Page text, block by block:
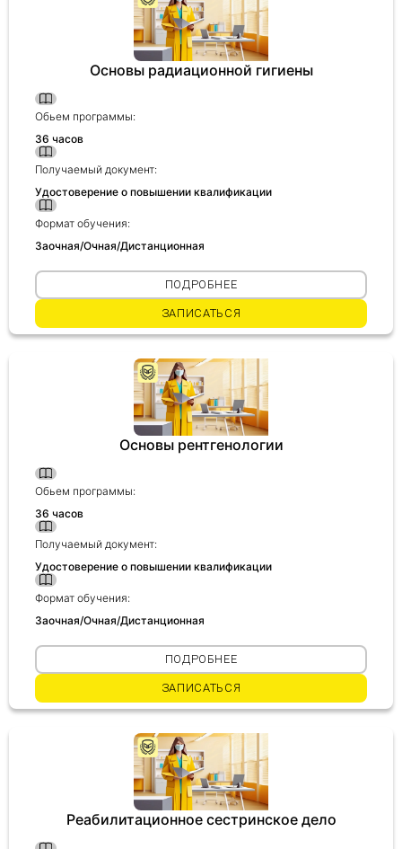
Основы радиационной гигиены
Обьем программы:
36 часов
Получаемый документ:
Удостоверение о повышении квалификации
Формат обучения:
Заочная/Очная/Дистанционная
ПОДРОБНЕЕ
ЗАПИСАТЬСЯ
Основы рентгенологии
Обьем программы:
36 часов
Получаемый документ:
Удостоверение о повышении квалификации
Формат обучения:
Заочная/Очная/Дистанционная
ПОДРОБНЕЕ
ЗАПИСАТЬСЯ
Реабилитационное сестринское дело